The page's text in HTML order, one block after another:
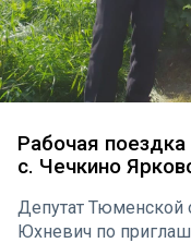
Рабочая
с. Чечкино
Депутат
Юхневич по